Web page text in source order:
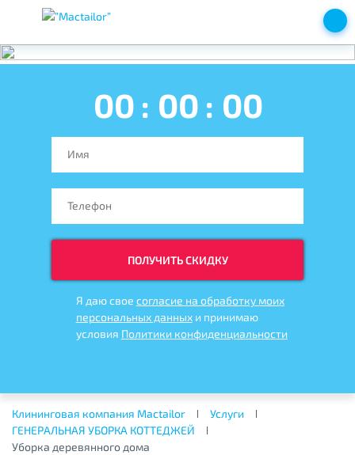
00 : 00 : 00
ПОЛУЧИТЬ СКИДКУ
Я даю свое согласие на обработку моих
персональных данныхи принимаю
условия Политики конфиденциальности
Клининговая компания Mactailor
Услуги
ГЕНЕРАЛЬНАЯ УБОРКА КОТТЕДЖЕЙ
Уборка деревянного дома